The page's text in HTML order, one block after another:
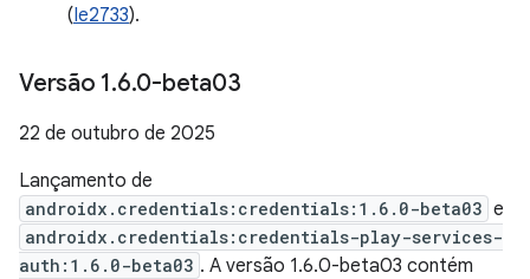
(Ie2733).
Versão 1.6.0-beta03
22 de outubro de 2025
Lançamento de
androidx.credentials:credentials:1.6.0-beta03 e
androidx.credentials:credentials-play-services-
auth:1.6.0-beta03 . A versão 1.6.0-beta03 contém